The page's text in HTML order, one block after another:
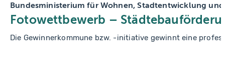
Bundesministerium für Wohnen, Stadtentwicklung und
Fotowettbewerb –
Die Gewinnerkommune bzw. -initiative gewinnt eine